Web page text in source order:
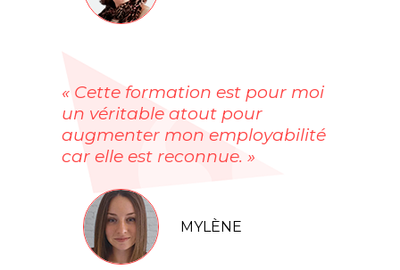
« Cette formation est pour moi
un véritable atout pour
augmenter mon employabilité
car elle est reconnue. »
MYLÈNE